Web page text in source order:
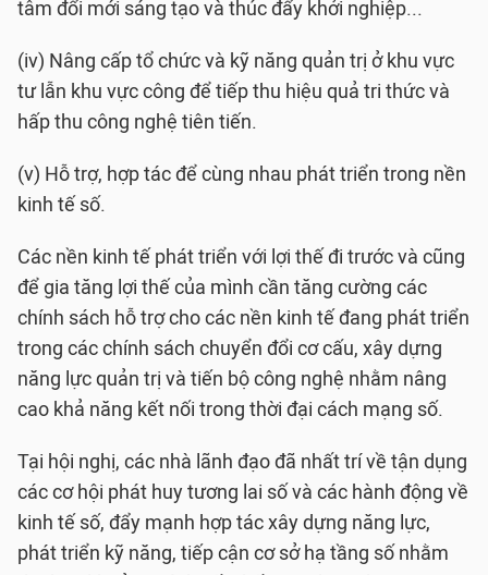
tâm đổi mới sáng tạo và thúc đẩy khởi nghiệp...
(iv) Nâng cấp tổ chức và kỹ năng quản trị ở khu vực
tư lẫn khu vực công để tiếp thu hiệu quả tri thức và
hấp thu công nghệ tiên tiến.
(v) Hỗ trợ, hợp tác để cùng nhau phát triển trong nền
kinh tế số.
Các nền kinh tế phát triển với lợi thế đi trước và cũng
để gia tăng lợi thế của mình cần tăng cường các
chính sách hỗ trợ cho các nền kinh tế đang phát triển
trong các chính sách chuyển đổi cơ cấu, xây dựng
năng lực quản trị và tiến bộ công nghệ nhằm nâng
cao khả năng kết nối trong thời đại cách mạng số.
Tại hội nghị, các nhà lãnh đạo đã nhất trí về tận dụng
các cơ hội phát huy tương lai số và các hành động về
kinh tế số, đẩy mạnh hợp tác xây dựng năng lực,
phát triển kỹ năng, tiếp cận cơ sở hạ tầng số nhằm